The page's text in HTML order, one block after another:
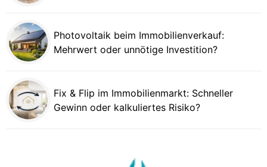
Photovoltaik beim Immobilienverkauf:
Mehrwert oder unnötige Investition?
Fix & Flip im Immobilienmarkt: Schneller
Gewinn oder kalkuliertes Risiko?